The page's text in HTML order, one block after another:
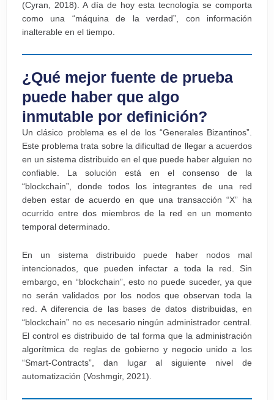
(Cyran, 2018). A día de hoy esta tecnología se comporta
como una “máquina de la verdad”, con información
inalterable en el tiempo.
¿Qué mejor fuente de prueba
puede haber que algo
inmutable por definición?
Un clásico problema es el de los “Generales Bizantinos”.
Este problema trata sobre la dificultad de llegar a acuerdos
en un sistema distribuido en el que puede haber alguien no
confiable. La solución está en el consenso de la
“blockchain”, donde todos los integrantes de una red
deben estar de acuerdo en que una transacción “X” ha
ocurrido entre dos miembros de la red en un momento
temporal determinado.
En un sistema distribuido puede haber nodos mal
intencionados, que pueden infectar a toda la red. Sin
embargo, en “blockchain”, esto no puede suceder, ya que
no serán validados por los nodos que observan toda la
red. A diferencia de las bases de datos distribuidas, en
“blockchain” no es necesario ningún administrador central.
El control es distribuido de tal forma que la administración
algorítmica de reglas de gobierno y negocio unido a los
“Smart-Contracts”, dan lugar al siguiente nivel de
automatización (Voshmgir, 2021).